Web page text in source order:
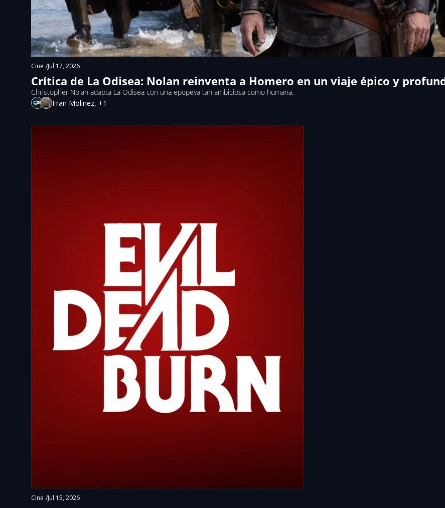
Cine /Jul 17, 2026
Crítica de La Odisea: Nolan reinventa a Homero en un viaje épico y
Christopher Nolan adapta La Odisea con una epopeya tan ambiciosa como humana.
Fran Molinez, +1
Cine /Jul 15, 2026